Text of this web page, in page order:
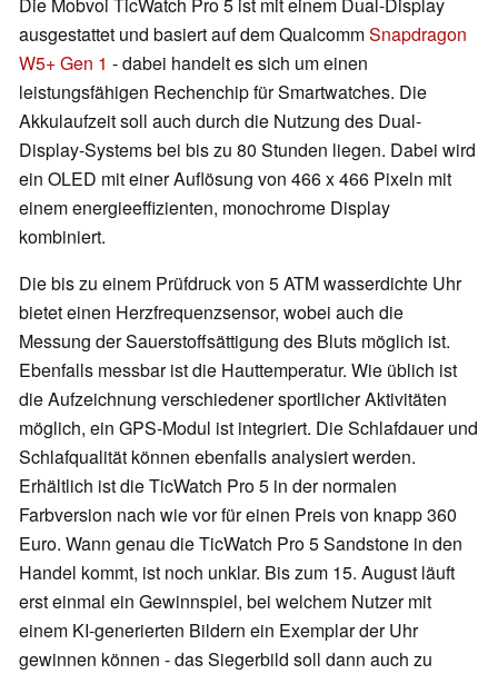
ausgestattet und basiert auf dem QualcommSnapdragon
W5+ Gen 1 - dabei handelt es sich um einen
leistungsfähigen Rechenchip für Smartwatches. Die
Akkulaufzeit soll auch durch die Nutzung des Dual-
Display-Systems bei bis zu 80 Stunden liegen. Dabei wird
ein OLED mit einer Auflösung von 466 x 466 Pixeln mit
einem energieeffizienten, monochrome Display
kombiniert.
Die bis zu einem Prüfdruck von 5 ATM wasserdichte Uhr
bietet einen Herzfrequenzsensor, wobei auch die
Messung der Sauerstoffsättigung des Bluts möglich ist.
Ebenfalls messbar ist die Hauttemperatur. Wie üblich ist
die Aufzeichnung verschiedener sportlicher Aktivitäten
möglich, ein GPS-Modul ist integriert. Die Schlafdauer und
Schlafqualität können ebenfalls analysiert werden.
Erhältlich ist die TicWatch Pro 5 in der normalen
Farbversion nach wie vor für einen Preis von knapp 360
Euro. Wann genau die TicWatch Pro 5 Sandstone in den
Handel kommt, ist noch unklar. Bis zum 15. August läuft
erst einmal ein Gewinnspiel, bei welchem Nutzer mit
einem KI-generierten Bildern ein Exemplar der Uhr
gewinnen können - das Siegerbild soll dann auch zu